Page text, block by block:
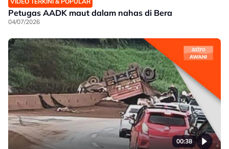
Petugas AADK maut dalam nahas di Bera
04/07/2026
00:38